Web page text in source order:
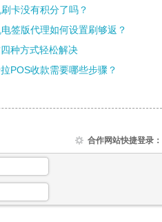
卡没有积分了吗？
签版代理如何设置刷够返？
种方式轻松解决
POS收款需要哪些步骤？
合作网站快捷登录：